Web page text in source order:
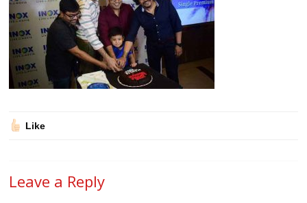
Like
Leave a Reply